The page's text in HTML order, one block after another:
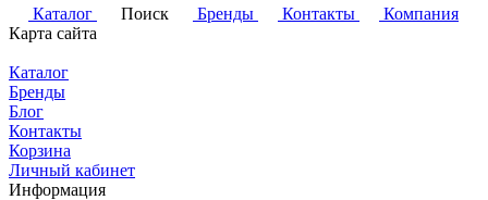
Каталог
Поиск Бренды Контакты
Компания
Карта сайта
Каталог
Бренды
Блог
Контакты
Корзина
Личный кабинет
Информация